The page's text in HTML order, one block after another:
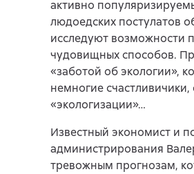
активно
людоедских постулатов
исследуют возможности
чудовищных способов.
«заботой об экологии»,
немногие
«экологизации»…
Известный экономист и
администрирования
тревожным прогнозам,